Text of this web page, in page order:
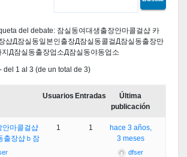
del debate: 잠실동여대생출장안마콜걸샵 카
샵Д잠실동일본인출장Д잠실동콜걸Д잠실동출장만
Д잠실동출장업소Д잠실동야동업소
del 1 al 3 (de un total de 3)
Usuarios Entradas
Última
publicación
안마콜걸샵
출장샵ｂ잠
1 1
hace 3 años,
3 meses
dfser